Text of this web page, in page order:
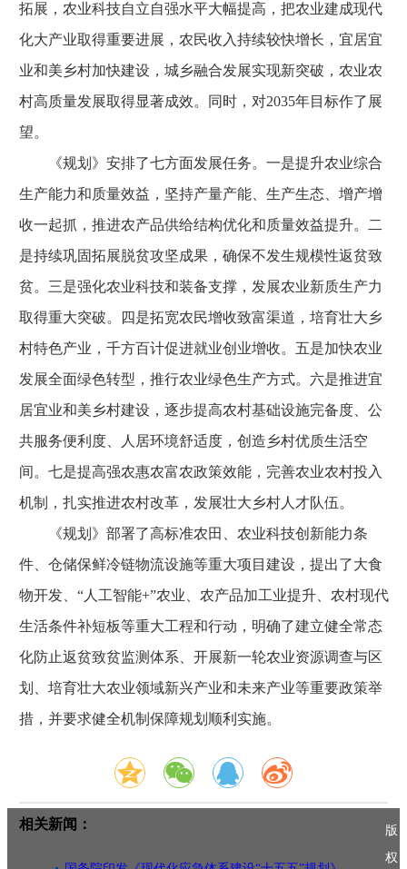
拓展，农业科技自立自强水平大幅提高，把农业建成现代
化大产业取得重要进展，农民收入持续较快增长，宜居宜
业和美乡村加快建设，城乡融合发展实现新突破，农业农
村高质量发展取得显著成效。同时，对2035年目标作了展
望。
《规划》安排了七方面发展任务。一是提升农业综合
生产能力和质量效益，坚持产量产能、生产生态、增产增
收一起抓，推进农产品供给结构优化和质量效益提升。二
是持续巩固拓展脱贫攻坚成果，确保不发生规模性返贫致
贫。三是强化农业科技和装备支撑，发展农业新质生产力
取得重大突破。四是拓宽农民增收致富渠道，培育壮大乡
村特色产业，千方百计促进就业创业增收。五是加快农业
发展全面绿色转型，推行农业绿色生产方式。六是推进宜
居宜业和美乡村建设，逐步提高农村基础设施完备度、公
共服务便利度、人居环境舒适度，创造乡村优质生活空
间。七是提高强农惠农富农政策效能，完善农业农村投入
机制，扎实推进农村改革，发展壮大乡村人才队伍。
《规划》部署了高标准农田、农业科技创新能力条
件、仓储保鲜冷链物流设施等重大项目建设，提出了大食
物开发、“人工智能+”农业、农产品加工业提升、农村现代
生活条件补短板等重大工程和行动，明确了建立健全常态
化防止返贫致贫监测体系、开展新一轮农业资源调查与区
划、培育壮大农业领域新兴产业和未来产业等重要政策举
措，并要求健全机制保障规划顺利实施。
相关新闻：
版
权